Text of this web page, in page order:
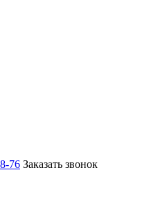
76 Заказать звонок